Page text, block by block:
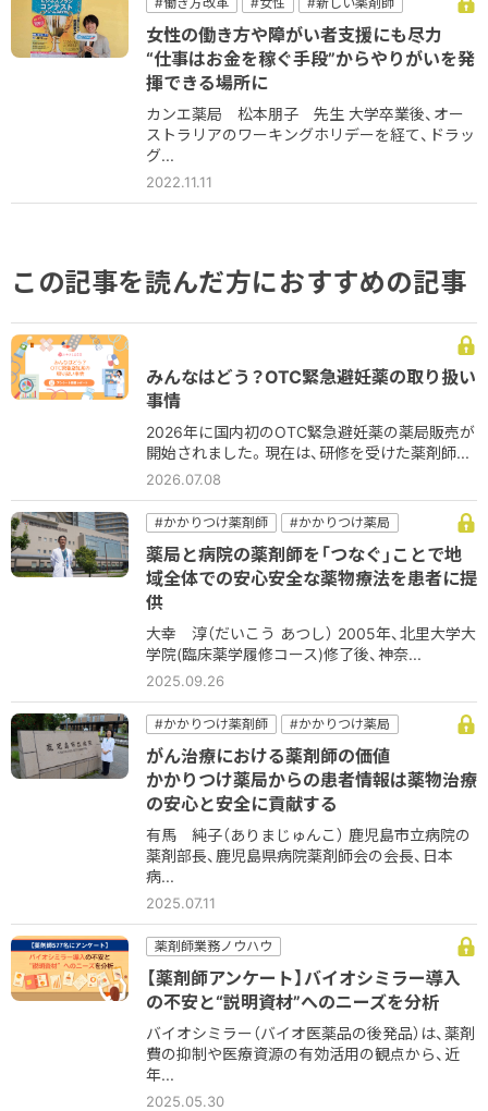
#薬局
女性の働き方や障がい者支援にも尽力
“仕事はお金を稼ぐ手段”からやりがいを発
揮できる場所に
カンエ薬局 松本朋子 先生 大学卒業後、オー
ストラリアのワーキングホリデーを経て、ドラッ
グ...
2022.11.11
この記事を読んだ方におすすめの記事
みんなはどう？OTC緊急避妊薬の取り扱い
事情
2026年に国内初のOTC緊急避妊薬の薬局販売が
開始されました。現在は、研修を受けた薬剤師...
2026.07.08
#かかりつけ薬剤師
#かかりつけ薬局
#コミュニケーション
#病院
#病院薬剤師
#薬薬連携
薬局と病院の薬剤師を「つなぐ」ことで地
域全体での安心安全な薬物療法を患者に提
供
大幸 淳（だいこう あつし） 2005年、北里大学大
学院(臨床薬学履修コース)修了後、神奈...
2025.09.26
#かかりつけ薬剤師
#かかりつけ薬局
#コミュニケーション
#他職種
#病院
#病院薬剤師
がん治療における薬剤師の価値
かかりつけ薬局からの患者情報は薬物治療
の安心と安全に貢献する
有馬 純子（ありまじゅんこ） 鹿児島市立病院の
薬剤部長、鹿児島県病院薬剤師会の会長、日本
病...
2025.07.11
薬剤師業務ノウハウ
【薬剤師アンケート】バイオシミラー導入
の不安と“説明資材”へのニーズを分析
バイオシミラー（バイオ医薬品の後発品）は、薬剤
費の抑制や医療資源の有効活用の観点から、近
年...
2025.05.30